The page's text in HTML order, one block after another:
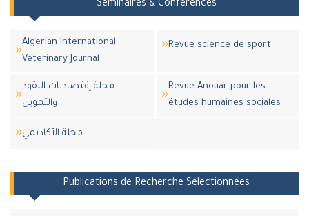
Séminaires & Conférences
Algerian International
Veterinary Journal
Revue science de sport
مجلة إقتصاديات النقود
والتمويل
Revue Anouar pour les
études humaines sociales
مجلة اﻷكاديمي
Publications de Recherche Sélectionnées